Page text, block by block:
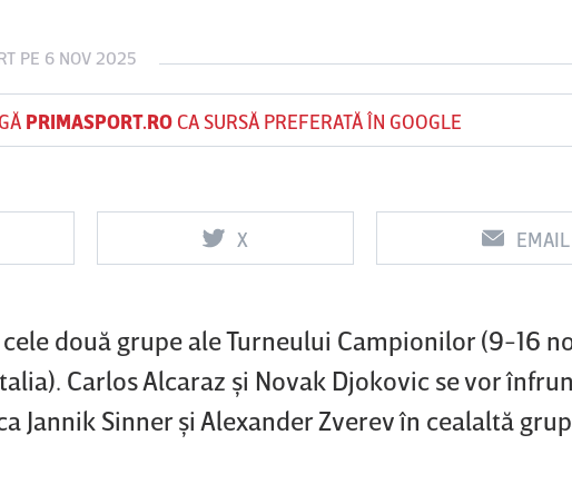
PE 6 NOV 2025
PRIMASPORT.ROCA SURSĂ PREFERATĂ ÎN GOOGLE
X EMAIL
două grupe ale Turneului Campionilor (9-16
Carlos Alcaraz şi Novak Djokovic se vor
Jannik Sinner şi Alexander Zverev în cealaltă
OSK Sf
Vs
FCSB UTA Arad
Vs
Rapid